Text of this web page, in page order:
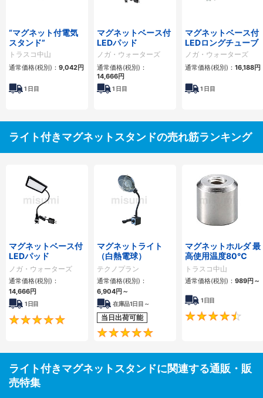
“マグネット付電気
スタンド”
トラスコ中山
通常価格(税別)： 9,042円
1 日目
マグネットベース付
LEDパッド
ノガ・ウォーターズ
通常価格(税別)：
14,666円
1 日目
マグネットベース付
LEDロングチューブ
ノガ・ウォーターズ
通常価格(税別)： 16,188円
1 日目
ライト付きマグネットスタンドの売れ筋ランキング
マグネットベース付
LEDパッド
ノガ・ウォーターズ
通常価格(税別)：
14,666円
1日目
5
マグネットライト
（白熱電球）
テクノプラン
通常価格(税別)：
6,904円 ～
在庫品1日目～
当日出荷可能
マグネットホルダ 最
高使用温度80℃
トラスコ中山
通常価格(税別)： 989円 ～
1日目
ライト付きマグネットスタンドに関連する通販・販
売特集